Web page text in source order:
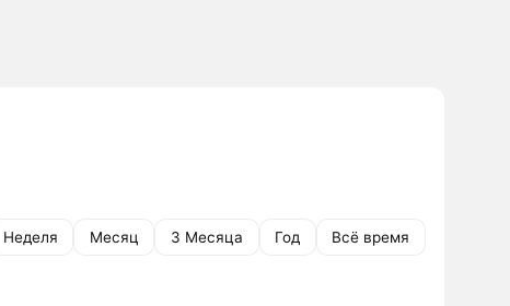
Неделя Месяц 3 Месяца Год Всё время